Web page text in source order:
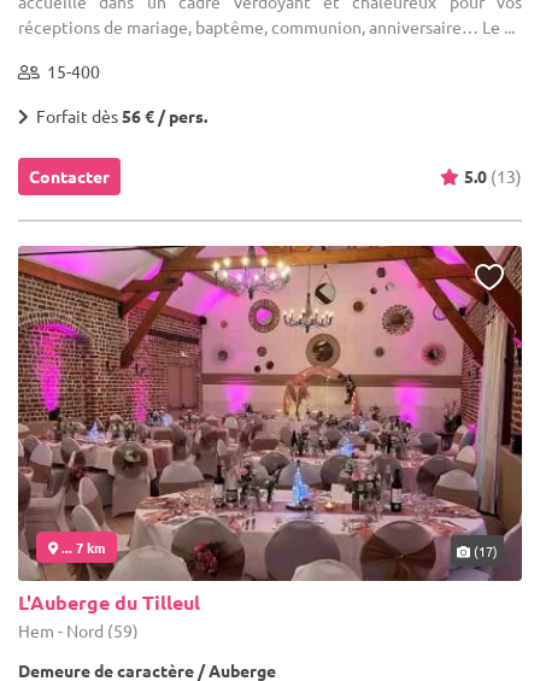
réceptions de mariage, baptême, communion, anniversaire… Le ...
15-400
Forfait dès56 € / pers.
Contacter 5.0 (13)
... 7 km (17)
L'Auberge du Tilleul
Hem - Nord (59)
Demeure de caractère / Auberge